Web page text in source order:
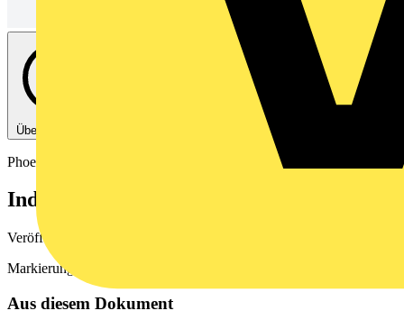
Über diese PDF
Phoenix Contact
Industrielle Kennzeichnung
Veröffentlicht: 28. August 2025
Markierungssysteme und -materialien, Software und Services
Aus diesem Dokument